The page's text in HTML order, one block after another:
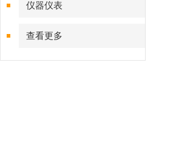
仪器仪表
查看更多